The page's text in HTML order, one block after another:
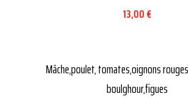
13,00 €
Mâche,poulet, tomates,oignons
boulghour,figues